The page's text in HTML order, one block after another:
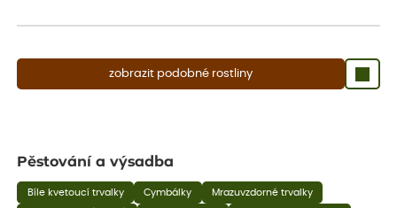
zobrazit podobné rostliny
Pěstování a výsadba
Bíle kvetoucí trvalky Cymbálky Mrazuvzdorné trvalky